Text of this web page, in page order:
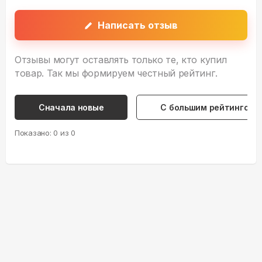
Написать отзыв
Отзывы могут оставлять только те, кто купил
товар. Так мы формируем честный рейтинг.
Сначала новые С большим рейтингом
Показано: 0 из 0